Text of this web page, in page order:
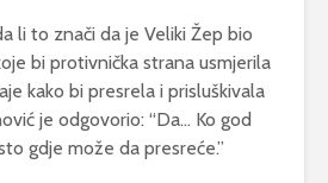
li to znači da je Veliki Žep bio
bi protivnička strana usmjerila
kako bi presrela i prisluškivala
je odgovorio: “Da… Ko god
gdje može da presreće.”